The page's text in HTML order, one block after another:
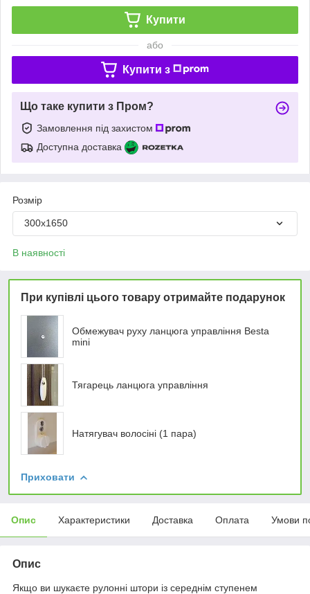
Купити
або
Купити з
Що таке купити з Пром?
Замовлення під захистом
Доступна доставка
Розмір
300х1650
В наявності
При купівлі цього товару отримайте подарунок
Обмежувач руху ланцюга управління Besta
mini
Тягарець ланцюга управління
Натягувач волосіні (1 пара)
Приховати
Опис Характеристики Доставка Оплата Умови
Опис
Якщо ви шукаєте рулонні штори із середнім ступенем